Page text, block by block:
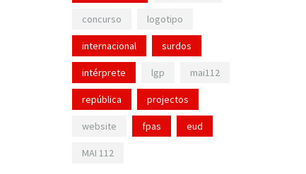
concurso logotipo
internacional surdos
intérprete lgp mai112
república projectos
website fpas eud
MAI 112